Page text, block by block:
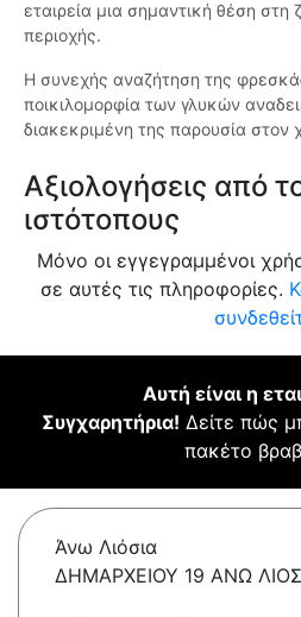
εταιρεία μια σημαντική θέση στη
περιοχής.
Η συνεχής αναζήτηση της
ποικιλομορφία των γλυκών
διακεκριμένη της παρουσία στον
Αξιολογήσεις από
ιστότοπους
Μόνο οι εγγεγραμμένοι
σε αυτές τις πληροφορίες.
Αυτή είναι η
Συγχαρητήρια! Δείτε πώς
πακέτο
Άνω Λιόσια
ΔΗΜΑΡΧΕΙΟΥ 19 ΑΝΩ